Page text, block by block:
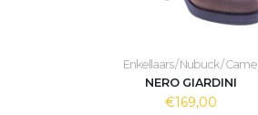
Enkellaars / Nubuck / Camel
NERO GIARDINI
€169,00